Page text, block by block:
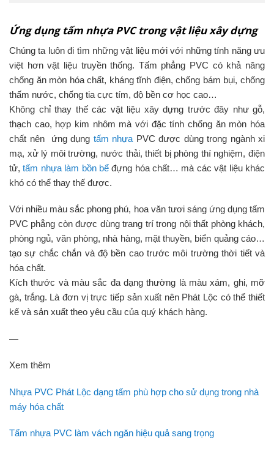
Ứng dụng tấm nhựa PVC trong vật liệu xây dựng
Chúng ta luôn đi tìm những vật liệu mới với những tính năng ưu
việt hơn vật liệu truyền thống. Tấm phẳng PVC có khả năng
chống ăn mòn hóa chất, kháng tĩnh điện, chống bám bụi, chống
thấm nước, chống tia cực tím, độ bền cơ học cao…
Không chỉ thay thế các vật liệu xây dựng trước đây như gỗ,
thạch cao, hợp kim nhôm mà với đặc tính chống ăn mòn hóa
chất nên ứng dụng tấm nhựa PVC được dùng trong ngành xi
mạ, xử lý môi trường, nước thải, thiết bị phòng thí nghiệm, điện
tử,tấm nhựa làm bồn bểđựng hóa chất… mà các vật liệu khác
khó có thể thay thế được.
Với nhiều màu sắc phong phú, hoa văn tươi sáng ứng dụng tấm
PVC phẳng còn được dùng trang trí trong nội thất phòng khách,
phòng ngủ, văn phòng, nhà hàng, mặt thuyền, biển quảng cáo…
tạo sự chắc chắn và độ bền cao trước môi trường thời tiết và
hóa chất.
Kích thước và màu sắc đa dạng thường là màu xám, ghi, mỡ
gà, trắng. Là đơn vị trực tiếp sản xuất nên Phát Lộc có thể thiết
kế và sản xuất theo yêu cầu của quý khách hàng.
—
Xem thêm
Nhựa PVC Phát Lộc dạng tấm phù hợp cho sử dụng trong nhà
máy hóa chất
Tấm nhựa PVC làm vách ngăn hiệu quả sang trọng